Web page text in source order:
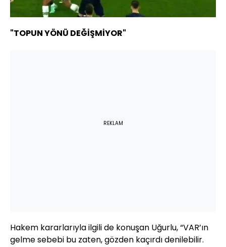
"TOPUN YÖNÜ DEĞİŞMİYOR"
REKLAM
Hakem kararlarıyla ilgili de konuşan Uğurlu, “VAR’ın
gelme sebebi bu zaten, gözden kaçırdı denilebilir.